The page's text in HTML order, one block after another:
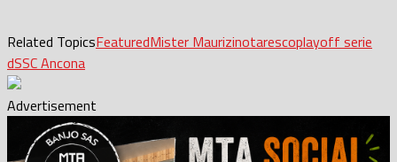
Related TopicsFeaturedMister Maurizinotarescoplayoff serie
dSSC Ancona
Advertisement